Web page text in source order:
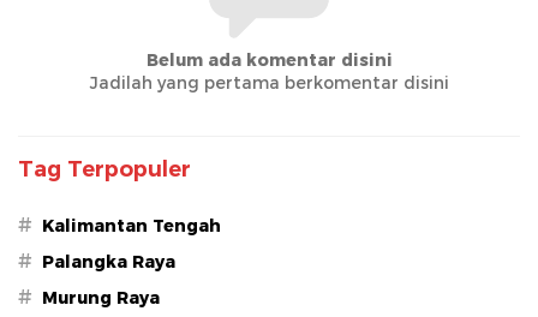
Belum ada komentar disini
Jadilah yang pertama berkomentar disini
Tag Terpopuler
# Kalimantan Tengah
# Palangka Raya
# Murung Raya